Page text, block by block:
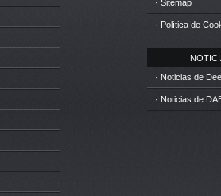
· Sitemap
· Política de
· Noticias de
· Noticias de